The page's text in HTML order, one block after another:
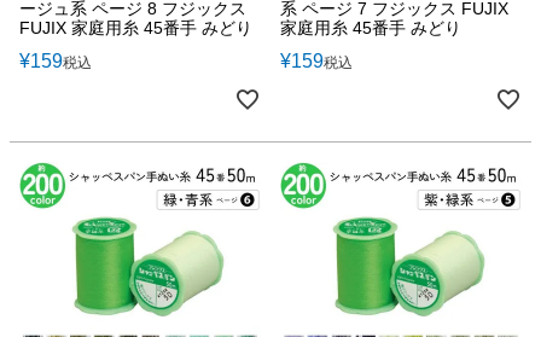
ージュ系 ページ 8 フジックス
FUJIX 家庭用糸 45番手 みどり
¥159税込
系 ページ 7 フジックス FUJIX
家庭用糸 45番手 みどり
¥159税込